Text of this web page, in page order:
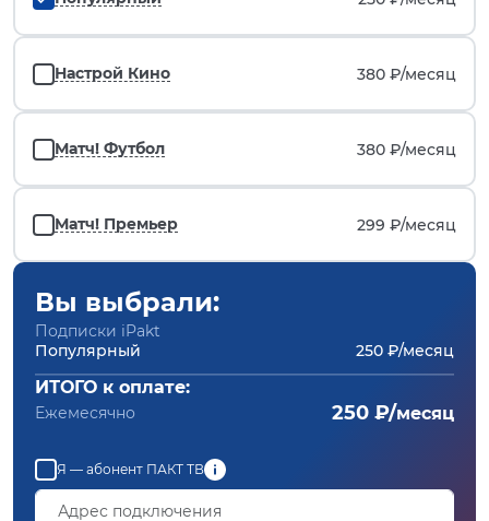
Настрой Кино 380 ₽/месяц
Матч! Футбол 380 ₽/месяц
Матч! Премьер 299 ₽/месяц
Вы выбрали:
Подписки iPakt
Популярный
250 ₽/месяц
ИТОГО к оплате:
Ежемесячно 250 ₽/месяц
Я — абонент ПАКТ ТВ